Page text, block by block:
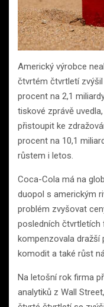
Americký výrobce
čtvrtém čtvrtletí
procent na 2,1
tiskové zprávě
přistoupit ke
procent na 10,1
růstem i letos.
Coca-Cola má na
duopol s americkým
problém zvyšovat
posledních čtvrtletích
kompenzovala dražší
komodit a také růst
Na letošní rok firma
analytiků z Wall